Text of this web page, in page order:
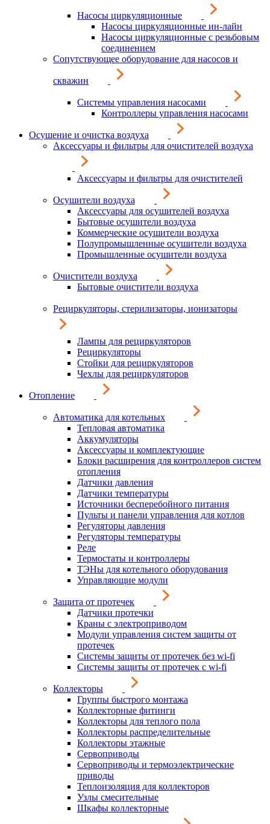
Насосы циркуляционные
Насосы циркуляционные ин-лайн
Насосы циркуляционные с резьбовым
соединением
Сопутствующее оборудование для насосов и
скважин
Системы управления насосами
Контроллеры управления насосами
Осушение и очистка воздуха
Аксессуары и фильтры для очистителей воздуха
Аксессуары и фильтры для очистителей
Осушители воздуха
Аксессуары для осушителей воздуха
Бытовые осушители воздуха
Коммерческие осушители воздуха
Полупромышленные осушители воздуха
Промышленные осушители воздуха
Очистители воздуха
Бытовые очистители воздуха
Рециркуляторы, стерилизаторы, ионизаторы
Лампы для рециркуляторов
Рециркуляторы
Стойки для рециркуляторов
Чехлы для рециркуляторов
Отопление
Автоматика для котельных
Тепловая автоматика
Аккумуляторы
Аксессуары и комплектующие
Блоки расширения для контроллеров систем
отопления
Датчики давления
Датчики температуры
Источники бесперебойного питания
Пульты и панели управления для котлов
Регуляторы давления
Регуляторы температуры
Реле
Термостаты и контроллеры
ТЭНы для котельного оборудования
Управляющие модули
Защита от протечек
Датчики протечки
Краны с электроприводом
Модули управления систем защиты от
протечек
Системы защиты от протечек без wi-fi
Системы защиты от протечек с wi-fi
Коллекторы
Группы быстрого монтажа
Коллекторные фитинги
Коллекторы для теплого пола
Коллекторы распределительные
Коллекторы этажные
Сервоприводы
Сервоприводы и термоэлектрические
приводы
Теплоизоляция для коллекторов
Узлы смесительные
Шкафы коллекторные